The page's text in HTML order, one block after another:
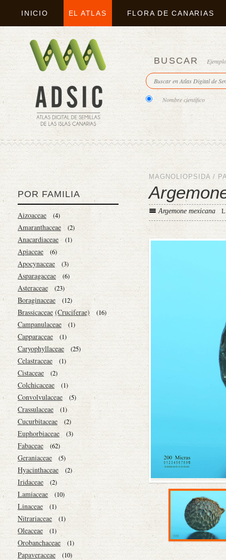
INICIO EL ATLAS FLORA DE CANARIAS
BUSCAR
Nombre científico
POR FAMILIA
Aizoaceae (4)
Amaranthaceae (2)
Anacardiaceae (1)
Apiaceae (6)
Apocynaceae (3)
Asparagaceae (6)
Asteraceae (23)
Boraginaceae (12)
Brassicaceae (Cruciferae) (16)
Campanulaceae (1)
Capparaceae (1)
Caryophyllaceae (25)
Celastraceae (1)
Cistaceae (2)
Colchicaceae (1)
Convolvulaceae (5)
Crassulaceae (1)
Cucurbitaceae (2)
Euphorbiaceae (3)
Fabaceae (62)
Geraniaceae (5)
Hyacinthaceae (2)
Iridaceae (2)
Lamiaceae (10)
Linaceae (1)
Nitrariaceae (1)
Oleaceae (1)
Orobanchaceae (1)
Papaveraceae (10)
MAGNOLIOPSIDA /
Argemone mexicana